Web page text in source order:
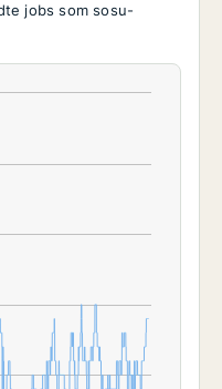
jobs som sosu-